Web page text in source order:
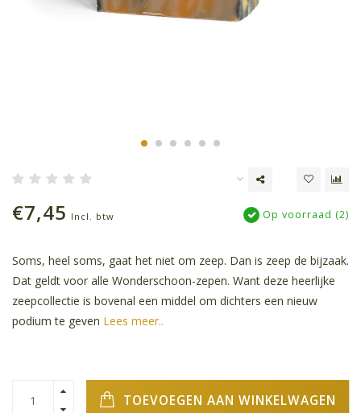
€7,45 Incl. btw Op voorraad (2)
Soms, heel soms, gaat het niet om zeep. Dan is zeep de bijzaak.
Dat geldt voor alle Wonderschoon-zepen. Want deze heerlijke
zeepcollectie is bovenal een middel om dichters een nieuw
podium te geven Lees meer..
TOEVOEGEN AAN WINKELWAGEN